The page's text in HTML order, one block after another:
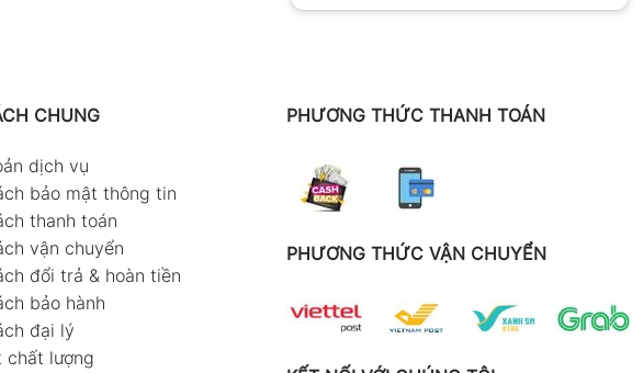
CHUNG
dịch vụ
bảo mật thông tin
thanh toán
vận chuyển
đổi trả & hoàn tiền
bảo hành
đại lý
chất lượng
PHƯƠNG THỨC THANH TOÁN
PHƯƠNG THỨC VẬN CHUYỂN